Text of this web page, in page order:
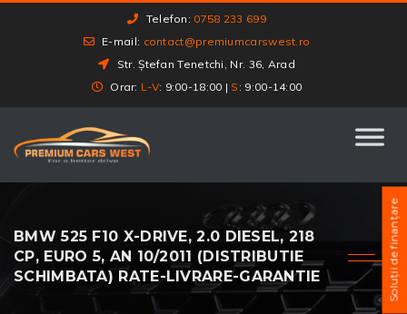
Telefon: 0758 233 699
E-mail: contact@premiumcarswest.ro
Str. Ștefan Tenetchi, Nr. 36, Arad
Orar: L-V: 9:00-18:00 | S : 9:00-14:00
BMW 525 F10 X-DRIVE, 2.0 DIESEL, 218
CP, EURO 5, AN 10/2011 (DISTRIBUTIE
SCHIMBATA) RATE-LIVRARE-GARANTIE
Soluții de finanțare